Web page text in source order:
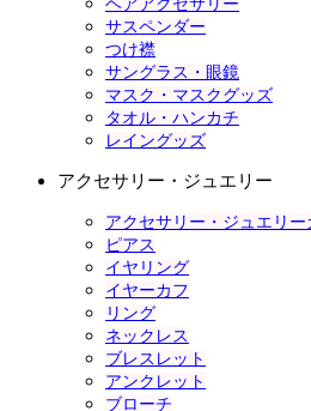
ヘアアクセサリー
サスペンダー
つけ襟
サングラス・眼鏡
マスク・マスクグッズ
タオル・ハンカチ
レイングッズ
アクセサリー・ジュエリー
アクセサリー・ジュエリ
ピアス
イヤリング
イヤーカフ
リング
ネックレス
ブレスレット
アンクレット
ブローチ